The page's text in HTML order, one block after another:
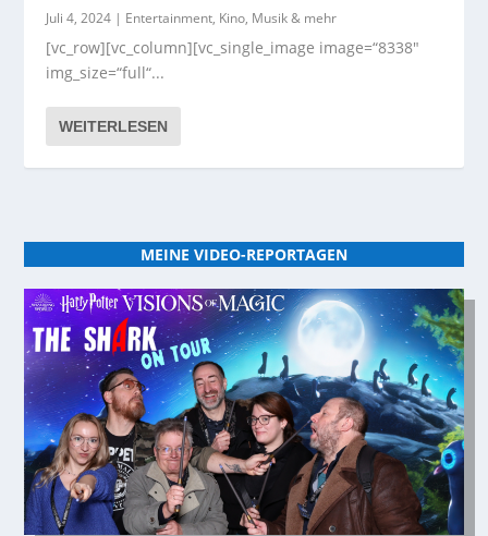
Juli 4, 2024 | Entertainment, Kino, Musik & mehr
[vc_row][vc_column][vc_single_image image=“8338″
img_size=“full“...
WEITERLESEN
MEINE VIDEO-REPORTAGEN